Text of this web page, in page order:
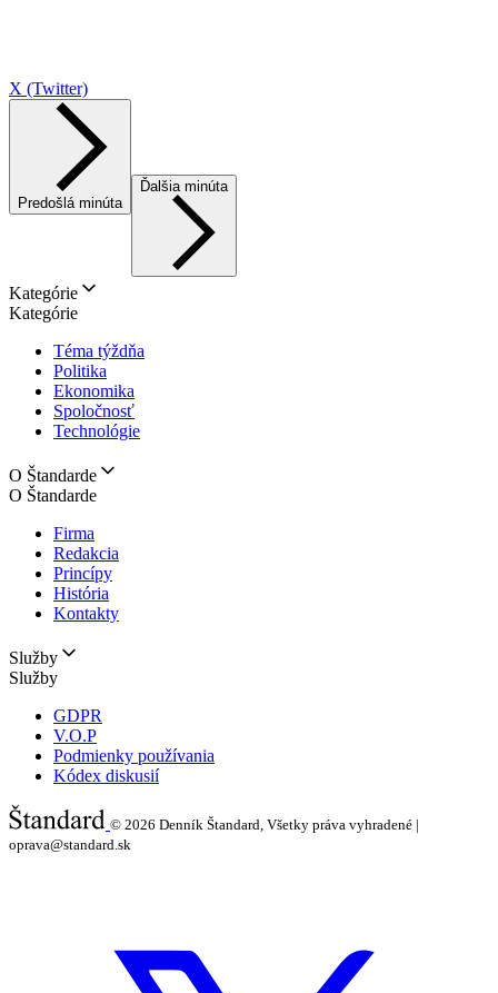
X (Twitter)
Predošlá minúta
Ďalšia minúta
Kategórie
Kategórie
Téma týždňa
Politika
Ekonomika
Spoločnosť
Technológie
O Štandarde
O Štandarde
Firma
Redakcia
Princípy
História
Kontakty
Služby
Služby
GDPR
V.O.P
Podmienky používania
Kódex diskusií
© 2026 Denník Štandard, Všetky práva vyhradené |
oprava@standard.sk